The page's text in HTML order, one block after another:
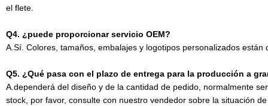
el flete.
Q4. ¿puede proporcionar servicio OEM?
A.Sí. Colores, tamaños, embalajes y logotipos personalizados
Q5. ¿Qué pasa con el plazo de entrega para la producción a
A.dependerá del diseño y de la cantidad de pedido, normalmente
stock, por favor, consulte con nuestro vendedor sobre la situación